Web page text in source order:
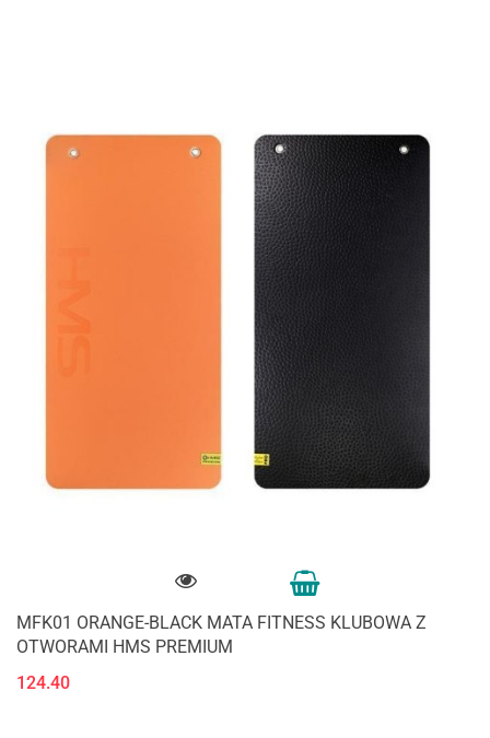
MFK01 ORANGE-BLACK MATA FITNESS KLUBOWA Z
OTWORAMI HMS PREMIUM
124.40